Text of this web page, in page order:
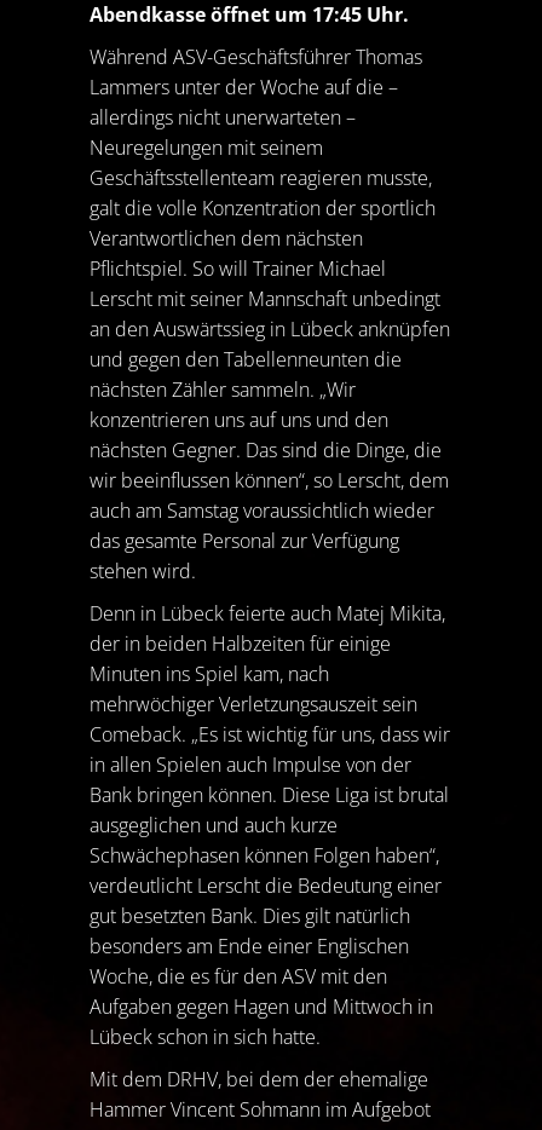
Abendkasse öffnet um 17:45 Uhr.
Während ASV-Geschäftsführer Thomas
Lammers unter der Woche auf die –
allerdings nicht unerwarteten –
Neuregelungen mit seinem
Geschäftsstellenteam reagieren musste,
galt die volle Konzentration der sportlich
Verantwortlichen dem nächsten
Pflichtspiel. So will Trainer Michael
Lerscht mit seiner Mannschaft unbedingt
an den Auswärtssieg in Lübeck anknüpfen
und gegen den Tabellenneunten die
nächsten Zähler sammeln. „Wir
konzentrieren uns auf uns und den
nächsten Gegner. Das sind die Dinge, die
wir beeinflussen können“, so Lerscht, dem
auch am Samstag voraussichtlich wieder
das gesamte Personal zur Verfügung
stehen wird.
Denn in Lübeck feierte auch Matej Mikita,
der in beiden Halbzeiten für einige
Minuten ins Spiel kam, nach
mehrwöchiger Verletzungsauszeit sein
Comeback. „Es ist wichtig für uns, dass wir
in allen Spielen auch Impulse von der
Bank bringen können. Diese Liga ist brutal
ausgeglichen und auch kurze
Schwächephasen können Folgen haben“,
verdeutlicht Lerscht die Bedeutung einer
gut besetzten Bank. Dies gilt natürlich
besonders am Ende einer Englischen
Woche, die es für den ASV mit den
Aufgaben gegen Hagen und Mittwoch in
Lübeck schon in sich hatte.
Mit dem DRHV, bei dem der ehemalige
Hammer Vincent Sohmann im Aufgebot